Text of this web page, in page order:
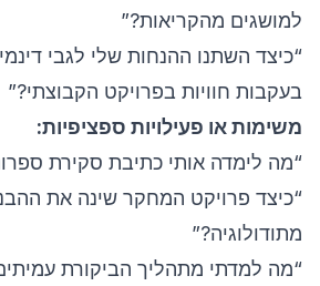
למושגים מהקריאות?”
“כיצד השתנו ההנחות שלי לגבי
בעקבות חוויות בפרויקט הקבוצתי?”
משימות או פעילויות ספציפיות:
“מה לימדה אותי כתיבת סקירת
“כיצד פרויקט המחקר שינה את
מתודולוגיה?”
“מה למדתי מתהליך הביקורת